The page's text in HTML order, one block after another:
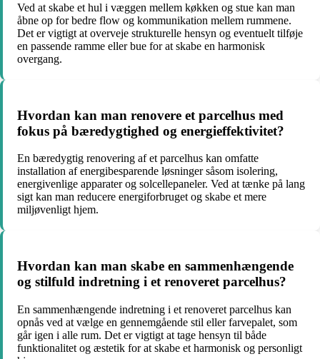
Ved at skabe et hul i væggen mellem køkken og stue kan man
åbne op for bedre flow og kommunikation mellem rummene.
Det er vigtigt at overveje strukturelle hensyn og eventuelt tilføje
en passende ramme eller bue for at skabe en harmonisk
overgang.
Hvordan kan man renovere et parcelhus med
fokus på bæredygtighed og energieffektivitet?
En bæredygtig renovering af et parcelhus kan omfatte
installation af energibesparende løsninger såsom isolering,
energivenlige apparater og solcellepaneler. Ved at tænke på lang
sigt kan man reducere energiforbruget og skabe et mere
miljøvenligt hjem.
Hvordan kan man skabe en sammenhængende
og stilfuld indretning i et renoveret parcelhus?
En sammenhængende indretning i et renoveret parcelhus kan
opnås ved at vælge en gennemgående stil eller farvepalet, som
går igen i alle rum. Det er vigtigt at tage hensyn til både
funktionalitet og æstetik for at skabe et harmonisk og personligt